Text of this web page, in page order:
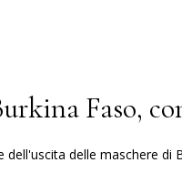
Faso,
dell'uscita delle maschere di